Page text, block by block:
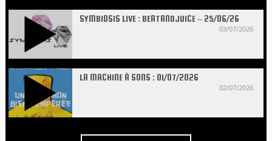
SYMBIOSIS LIVE : BEATANDJUICE – 25/06/26
03/07/2026
LA MACHINE À SONS : 01/07/2026
02/07/2026